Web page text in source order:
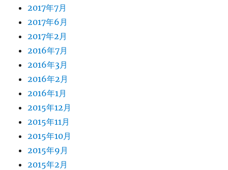
2017年7月
2017年6月
2017年2月
2016年7月
2016年3月
2016年2月
2016年1月
2015年12月
2015年11月
2015年10月
2015年9月
2015年2月